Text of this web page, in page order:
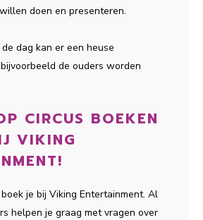
doen en presenteren.
dag kan er een heuse
de ouders worden
CIRCUS BOEKEN
VIKING
je bij Viking Entertainment. Al
helpen je graag met vragen over